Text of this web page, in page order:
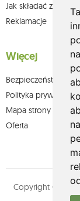
Jak składać
Reklamacje
Więcej
Bezpieczeństwo
Polityka prywatności
Mapa strony
Oferta
Copyright ©